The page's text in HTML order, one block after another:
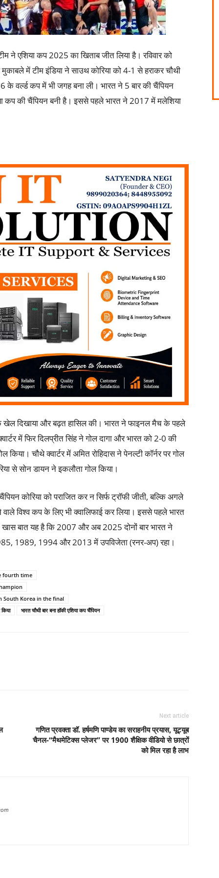
ने एशिया कप 2025 का खिताब जीत लिया है। रविवार को
में टीम इंडिया ने साउथ कोरिया को 4-1 से हराकर चौथी
वर्ल्ड कप में भी जगह बना ली। भारत ने 5 बार की चैंपियन
कप की चैंपियन बनी है। इससे पहले भारत ने 2017 में मलेशिया
दिखाया और बढ़त हासिल की। भारत ने फाइनल मैच के पहले
में फिर दिलप्रीत सिंह ने गोल दागा और भारत को 2-0 की
किया। चौथे क्वार्टर में अमित रोहिदास ने पेनल्टी कॉर्नर पर गोल
से सोन डायन ने इकलौता गोल किया।
कोरिया को पराजित कर न सिर्फ ट्रॉफी जीती, बल्कि अगले
विश्व कप के लिए भी क्वालिफाई कर लिया। इससे पहले भारत
बात यह है कि 2007 और अब 2025 दोनों बार भारत ने
1989, 1994 और 2013 में उपविजेता (रनर-अप) रहा।
fourth time
South Korea in the final
भारत चौथी बार बना हॉकी एशिया कप चैंपियन
Next article
गणित प्रवक्ता डॉ. हर्षमणि पाण्डेय का सराहनीय प्रयास, यूट्यूब
चैनल-“मैथमेटिक्स प्लेजर” पर 1900 शैक्षिक वीडियो से छात्रों
को मिल रहा है लाभ